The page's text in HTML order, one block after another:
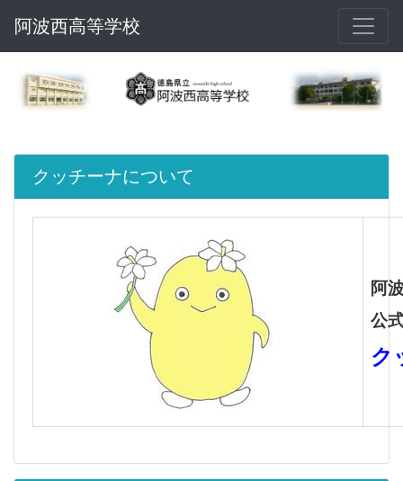
阿波西高等学校
クッチーナについて
阿
公
ク